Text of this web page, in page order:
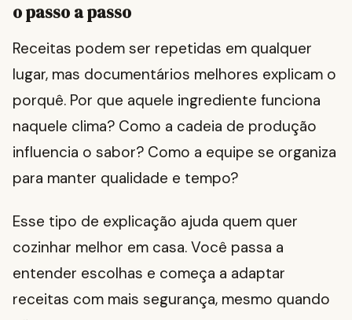
o passo a passo
Receitas podem ser repetidas em qualquer
lugar, mas documentários melhores explicam o
porquê. Por que aquele ingrediente funciona
naquele clima? Como a cadeia de produção
influencia o sabor? Como a equipe se organiza
para manter qualidade e tempo?
Esse tipo de explicação ajuda quem quer
cozinhar melhor em casa. Você passa a
entender escolhas e começa a adaptar
receitas com mais segurança, mesmo quando